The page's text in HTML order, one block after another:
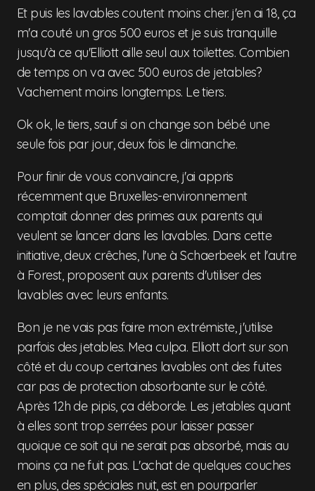
Et puis les lavables coutent moins cher. j'en ai 18, ça
m'a couté un gros 500 euros et je suis tranquille
jusqu'à ce qu'Elliott aille seul aux toilettes. Combien
de temps on va avec 500 euros de jetables?
Vachement moins longtemps. Le tiers.
Ok ok, le tiers, sauf si on change son bébé une
seule fois par jour, deux fois le dimanche.
Pour finir de vous convaincre, j'ai appris
récemment que Bruxelles-environnement
comptait donner des primes aux parents qui
veulent se lancer dans les lavables. Dans cette
initiative, deux crêches, l'une à Schaerbeek et l'autre
à Forest, proposent aux parents d'utiliser des
lavables avec leurs enfants.
Bon je ne vais pas faire mon extrémiste, j'utilise
parfois des jetables. Mea culpa. Elliott dort sur son
côté et du coup certaines lavables ont des fuites
car pas de protection absorbante sur le côté.
Après 12h de pipis, ça déborde. Les jetables quant
à elles sont trop serrées pour laisser passer
quoique ce soit qui ne serait pas absorbé, mais au
moins ça ne fuit pas. L'achat de quelques couches
en plus, des spéciales nuit, est en pourparler